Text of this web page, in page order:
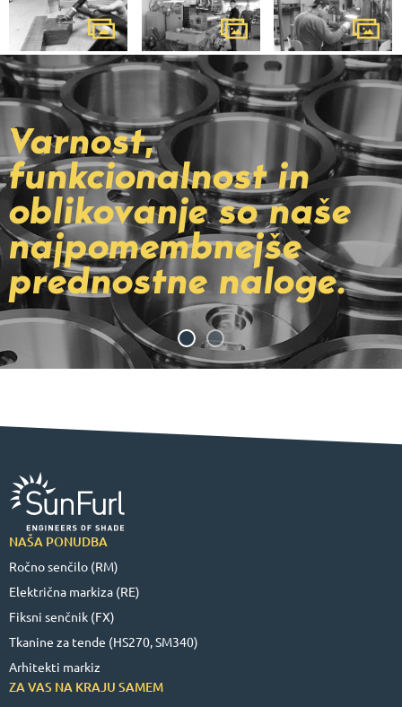
Varnost,
funkcionalnost in
oblikovanje so naše
najpomembnejše
prednostne naloge.
NAŠA PONUDBA
Ročno senčilo (RM)
Električna markiza (RE)
Fiksni senčnik (FX)
Tkanine za tende (HS270, SM340)
Arhitekti markiz
ZA VAS NA KRAJU SAMEM